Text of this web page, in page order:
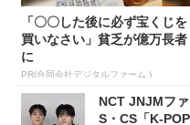
「〇〇した後に必ず宝くじを
買いなさい」貧乏が億万長者
に
PR(合同会社デジタルファーム )
NCT JNJMフ
S・CS「K-